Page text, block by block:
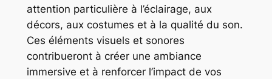
attention particulière à l’éclairage, aux
décors, aux costumes et à la qualité du son.
Ces éléments visuels et sonores
contribueront à créer une ambiance
immersive et à renforcer l’impact de vos